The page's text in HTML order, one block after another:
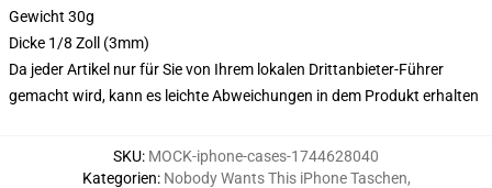
Gewicht 30g
Dicke 1/8 Zoll (3mm)
Da jeder Artikel nur für Sie von Ihrem lokalen Drittanbieter-Führer
gemacht wird, kann es leichte Abweichungen in dem Produkt erhalten
SKU: MOCK-iphone-cases-1744628040
Kategorien: Nobody Wants This iPhone Taschen,